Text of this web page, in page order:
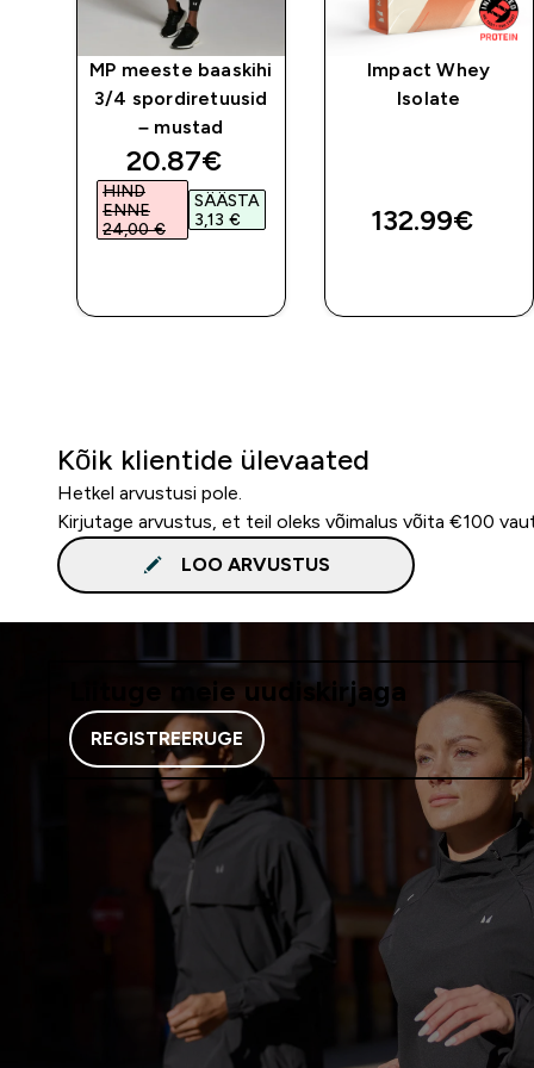
MP meeste baaskihi
3/4 spordiretuusid
– mustad
discounted price
20.87€‎
HIND
ENNE
24,00 €‎
SÄÄSTA
3,13 €‎
Impact Whey
Isolate
132.99€‎
Kõik klientide ülevaated
Hetkel arvustusi pole.
Kirjutage arvustus, et teil oleks võimalus võita €100
LOO ARVUSTUS
Liituge meie uudiskirjaga
REGISTREERUGE